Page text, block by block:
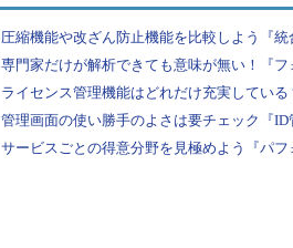
圧縮機能や改ざん防止機能を比較しよう『
専門家だけが解析できても意味が無い！『
ライセンス管理機能はどれだけ充実してい
管理画面の使い勝手のよさは要チェック『
サービスごとの得意分野を見極めよう『パ